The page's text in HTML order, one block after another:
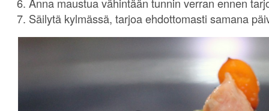
Säilytä kylmässä, tarjoa ehdottomasti samana